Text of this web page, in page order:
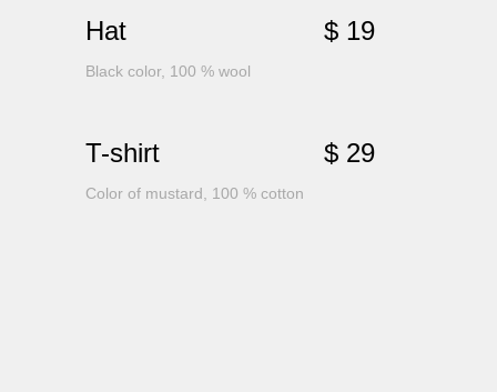
Hat
Black color, 100 % wool
$ 19
T-shirt
Color of mustard, 100 % cotton
$ 29